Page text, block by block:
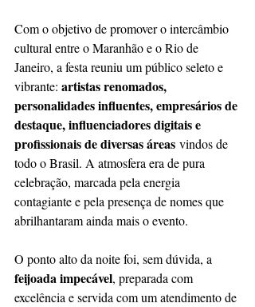
Com o objetivo de promover o intercâmbio
cultural entre o Maranhão e o Rio de
Janeiro, a festa reuniu um público seleto e
vibrante: artistas renomados,
personalidades influentes, empresários de
destaque, influenciadores digitais e
profissionais de diversas áreas vindos de
todo o Brasil. A atmosfera era de pura
celebração, marcada pela energia
contagiante e pela presença de nomes que
abrilhantaram ainda mais o evento.
O ponto alto da noite foi, sem dúvida, a
feijoada impecável, preparada com
excelência e servida com um atendimento de